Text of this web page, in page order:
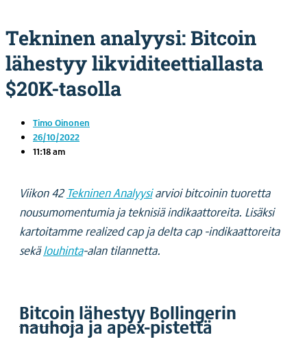
Tekninen analyysi: Bitcoin
lähestyy likviditeettiallasta
$20K-tasolla
Timo Oinonen
26/10/2022
11:18 am
Viikon 42 Tekninen Analyysiarvioi bitcoinin tuoretta
nousumomentumia ja teknisiä indikaattoreita. Lisäksi
kartoitamme realized cap ja delta cap -indikaattoreita
sekälouhinta-alan tilannetta.
Bitcoin lähestyy Bollingerin
nauhoja ja apex-pistettä